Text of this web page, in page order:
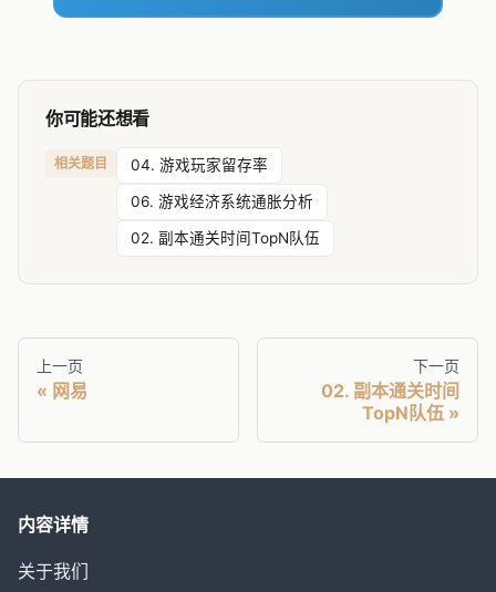
你可能还想看
相关题目 04. 游戏玩家留存率
06. 游戏经济系统通胀分析
02. 副本通关时间TopN队伍
上一页
网易
下一页
02. 副本通关时间
TopN队伍
内容详情
关于我们